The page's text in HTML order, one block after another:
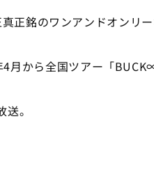
正銘のワンアンドオンリ
月から全国ツアー「
。